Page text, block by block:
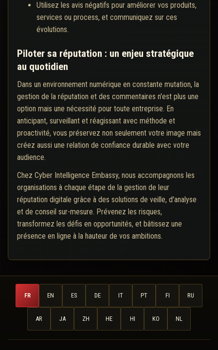
Utilisez les avis négatifs pour améliorer vos produits,
services ou process, et communiquez sur ces
évolutions.
Piloter sa réputation : un enjeu stratégique
au quotidien
Dans un environnement numérique en constante mutation, la
gestion de la réputation et des commentaires n'est plus une
option mais une nécessité pour toute entreprise. En
anticipant, surveillant et réagissant avec méthode et
proactivité, vous préservez non seulement votre image mais
créez aussi une relation de confiance durable avec votre
audience.
Chez Cyber Intelligence Embassy, nous accompagnons les
organisations à chaque étape de la gestion de leur
réputation digitale grâce à des solutions de veille, d'analyse
et de conseil sur-mesure. Prévenez les risques,
transformez les défis en opportunités, et bâtissez une
présence en ligne à la hauteur de vos ambitions.
FR EN ES DE IT PT FI RU
AR JA ZH HE HI KO NL